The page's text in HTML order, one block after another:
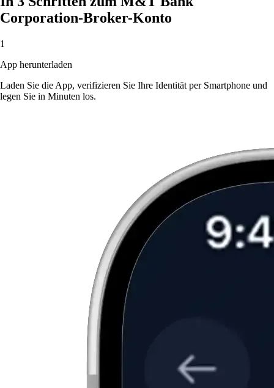
Corporation-Broker-Konto
1
App herunterladen
Laden Sie die App, verifizieren Sie Ihre Identität per Smartphone und
legen Sie in Minuten los.